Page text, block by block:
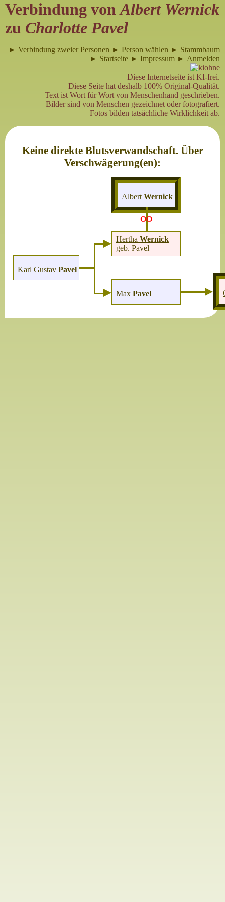
Verbindung vonAlbert Wernick
zu Charlotte Pavel
► Verbindung zweier Personen ► Person wählen ► Stammbaum
► Startseite ► Impressum ► Anmelden
Diese Internetseite ist KI-frei.
Diese Seite hat deshalb 100% Original-Qualität.
Text ist Wort für Wort von Menschenhand geschrieben.
Bilder sind von Menschen gezeichnet oder fotografiert.
Fotos bilden tatsächliche Wirklichkeit ab.
Keine direkte Blutsverwandschaft. Über
Verschwägerung(en):
Karl Gustav Pavel
Albert Wernick
OO
Hertha Wernick
geb. Pavel
Max Pavel